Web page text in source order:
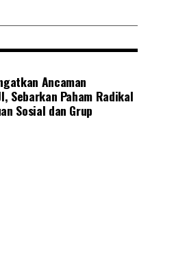
Ancaman
Sebarkan Paham Radikal
Sosial dan Grup